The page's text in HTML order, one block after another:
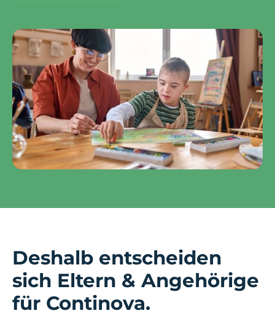
Deshalb entscheiden
sich Eltern & Angehörige
für Continova.